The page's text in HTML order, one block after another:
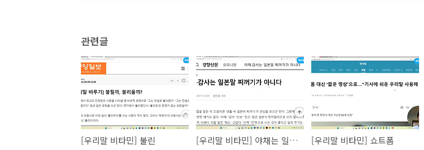
관련글
[우리말 비타민] 불린 [우리말 비타민] 야채는 일본말인가 [우리말 비타민] 쇼트폼